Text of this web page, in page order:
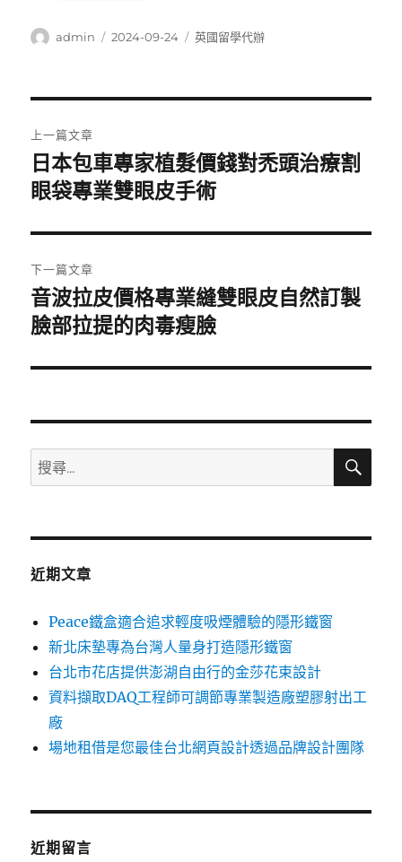
作
admin
發
2024-09-24
分
英國留學代辦
章
導
覽
上一篇文章
上
一
文
章:
日本包車專家植髮價錢對禿頭治療割
眼袋專業雙眼皮手術
下一篇文章
下
一
文
音波拉皮價格專業縫雙眼皮自然訂製
臉部拉提的肉毒瘦臉
搜
尋
鍵
搜
近期文章
Peace鐵盒適合追求輕度吸煙體驗的隱形鐵窗
新北床墊專為台灣人量身打造隱形鐵窗
台北市花店提供澎湖自由行的金莎花束設計
資料擷取DAQ工程師可調節專業製造廠塑膠射出工
廠
場地租借是您最佳台北網頁設計透過品牌設計團隊
近期留言